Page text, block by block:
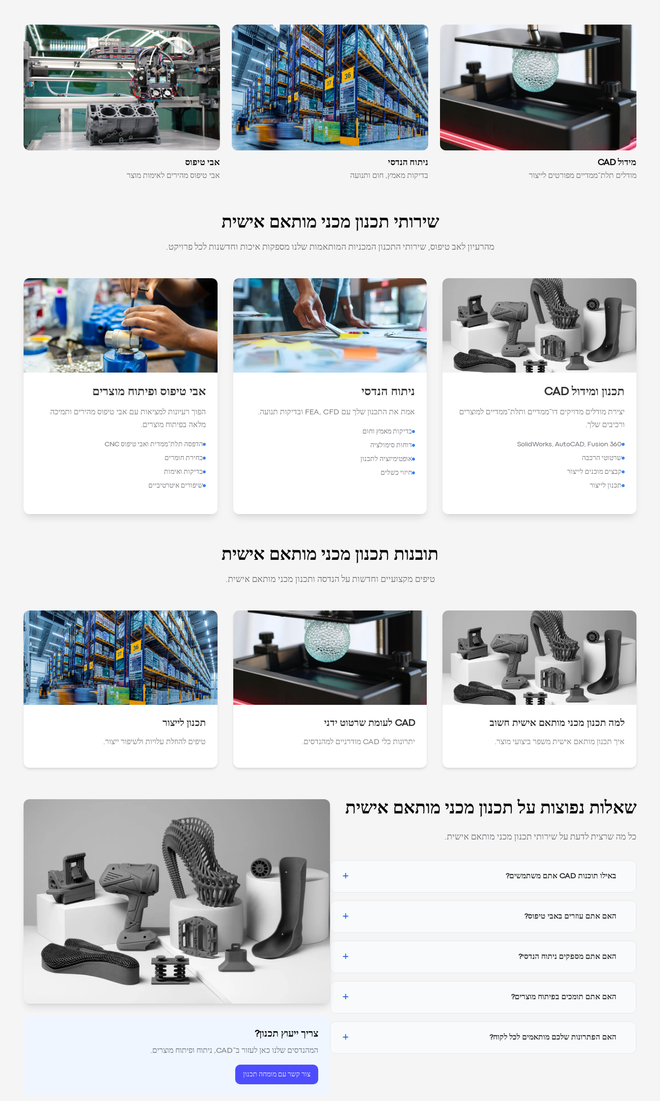
מידול CAD
מודלים תלת־ממדיים מפורטים לייצור
ניתוח הנדסי
בדיקות מאמץ, חום ותנועה
אבי טיפוס
אבי טיפוס מהירים לאימות מוצר
שירותי תכנון מכני מותאם אישית
מהרעיון לאב טיפוס, שירותי התכנון המכניות המותאמות שלנו מספקות איכות וחדשנות לכל פרויקט.
תכנון ומידול CAD
יצירת מודלים מדויקים דו־ממדיים ותלת־ממדיים למוצרים
ורכיבים שלך.
SolidWorks, AutoCAD, Fusion 360
שרטוטי הרכבה
קבצים מוכנים לייצור
תכנון לייצור
ניתוח הנדסי
אמת את התכנון שלך עם FEA, CFD ובדיקות תנועה.
בדיקות מאמץ וחום
דוחות סימולציה
אופטימיזציה לתכנון
חיזוי כשלים
אבי טיפוס ופיתוח מוצרים
הפוך רעיונות למציאות עם אבי טיפוס מהירים ותמיכה
מלאה בפיתוח מוצרים.
הדפסה תלת־ממדית ואבי טיפוס CNC
בחירת חומרים
בדיקות ואימות
שיפורים איטרטיביים
תובנות תכנון מכני מותאם אישית
טיפים מקצועיים וחדשות על הנדסה ותכנון מכני מותאם אישית.
למה תכנון מכני מותאם אישית חשוב
איך תכנון מותאם אישית משפר ביצועי מוצר.
CAD לעומת שרטוט ידני
יתרונות כלי CAD מודרניים למהנדסים.
תכנון לייצור
טיפים להוזלת עלויות ולשיפור ייצור.
שאלות נפוצות על תכנון מכני מותאם אישית
כל מה שרצית לדעת על שירותי תכנון מכני מותאם אישית.
באילו תוכנות CAD אתם משתמשים? +
האם אתם עוזרים באבי טיפוס? +
האם אתם מספקים ניתוח הנדסי? +
האם אתם תומכים בפיתוח מוצרים? +
האם הפתרונות שלכם מותאמים לכל לקוח? + צריך ייעוץ תכנון?
המהנדסים שלנו כאן לעזור ב־CAD, ניתוח ופיתוח מוצרים.
צור קשר עם מומחה תכנון